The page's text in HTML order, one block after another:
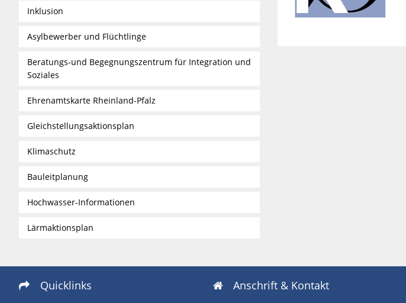
Inklusion
Asylbewerber und Flüchtlinge
Beratungs-und Begegnungszentrum für Integration und
Soziales
Ehrenamtskarte Rheinland-Pfalz
Gleichstellungsaktionsplan
Klimaschutz
Bauleitplanung
Hochwasser-Informationen
Lärmaktionsplan
 Quicklinks  Anschrift & Kontakt